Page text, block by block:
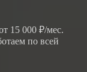
15 000 ₽/мес.
по всей